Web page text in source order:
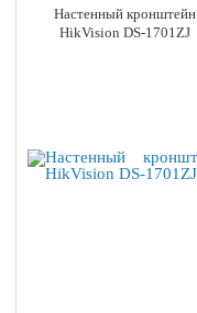
Настенный кронштейн
HikVision DS-1701ZJ